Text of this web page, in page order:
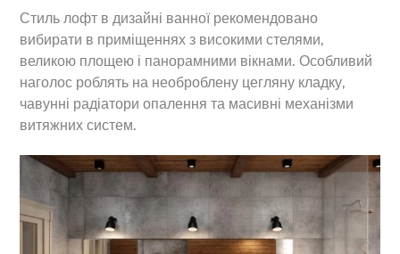
Стиль лофт в дизайні ванної рекомендовано
вибирати в приміщеннях з високими стелями,
великою площею і панорамними вікнами. Особливий
наголос роблять на необроблену цегляну кладку,
чавунні радіатори опалення та масивні механізми
витяжних систем.